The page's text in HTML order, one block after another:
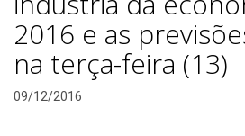
2016 e as
na terça-feira (13)
09/12/2016